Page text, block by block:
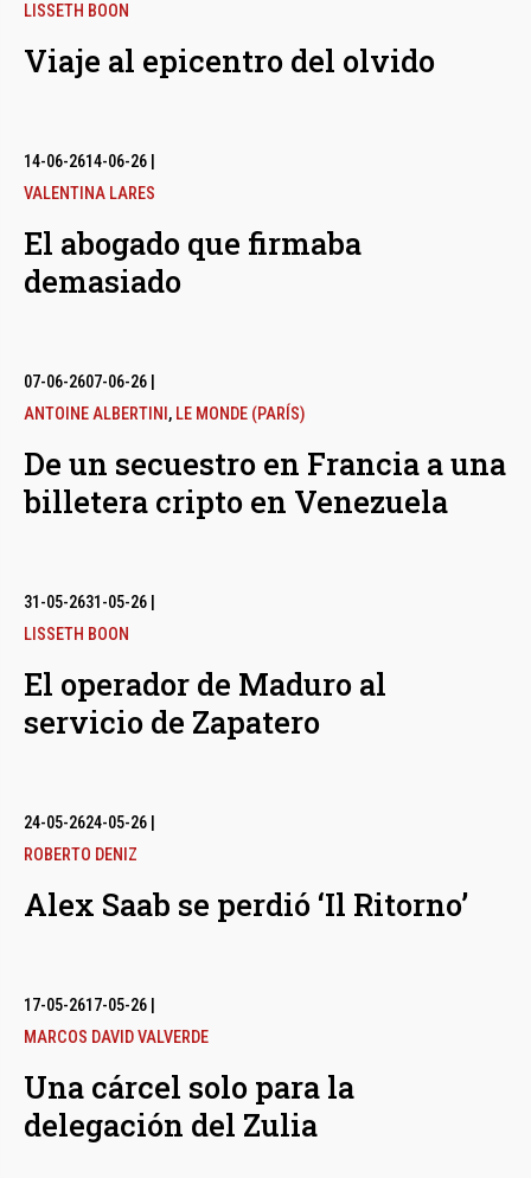
LISSETH BOON
Viaje al epicentro del olvido
14-06-2614-06-26
VALENTINA LARES
El abogado que firmaba
demasiado
07-06-2607-06-26
ANTOINE ALBERTINI , LE MONDE (PARÍS)
De un secuestro en Francia a una
billetera cripto en Venezuela
31-05-2631-05-26
LISSETH BOON
El operador de Maduro al
servicio de Zapatero
24-05-2624-05-26
ROBERTO DENIZ
Alex Saab se perdió ‘Il Ritorno’
17-05-2617-05-26
MARCOS DAVID VALVERDE
Una cárcel solo para la
delegación del Zulia